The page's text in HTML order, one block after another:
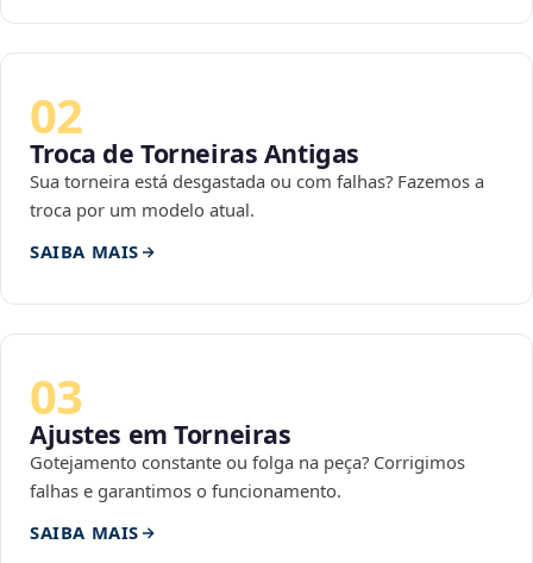
02
Troca de Torneiras Antigas
Sua torneira está desgastada ou com falhas? Fazemos a
troca por um modelo atual.
SAIBA MAIS
03
Ajustes em Torneiras
Gotejamento constante ou folga na peça? Corrigimos
falhas e garantimos o funcionamento.
SAIBA MAIS